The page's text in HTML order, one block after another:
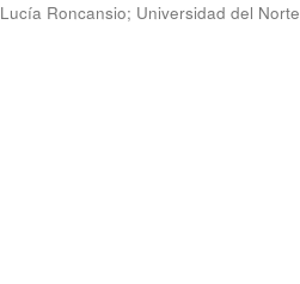
Lucía Roncansio; Universidad del Norte